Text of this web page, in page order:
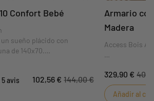
Confort Bebé
sueño plácido con
de 140x70.
ideal para unas noches
5avis 102,56 € 144,00 €
Armario
Madera
Access Bois
Bois. Un
su bebé. La
329,90 €
Añadir al